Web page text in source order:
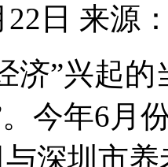
日 来源
济”兴起
今年6月
深圳市